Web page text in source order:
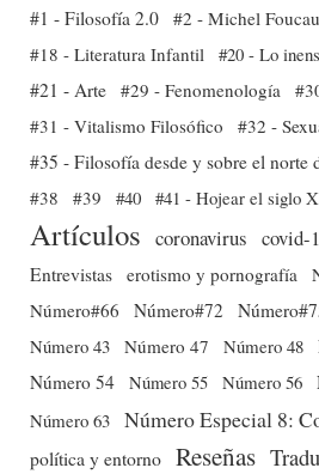
#1 - Filosofía 2.0 #2 - Michel
#18 - Literatura Infantil #20 - Lo
#21 - Arte #29 - Fenomenología
#31 - Vitalismo Filosófico
#32 -
#35 - Filosofía desde y sobre el norte
#38
#39 #40 #41 - Hojear el siglo
Artículos coronavirus covid-
Entrevistas erotismo y pornografía
Número#66
Número#72
Número 43 Número 47 Número 48
Número 54 Número 55 Número 56
Número 63 Número Especial 8:
política y entorno Reseñas